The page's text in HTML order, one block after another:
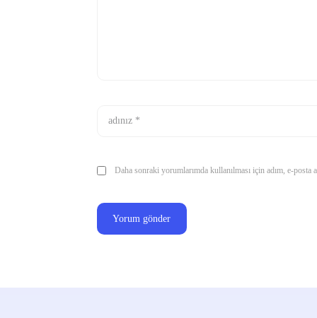
Daha sonraki yorumlarımda kullanılması için adım, e-posta